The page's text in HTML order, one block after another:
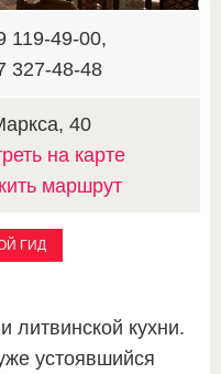
119-49-00,
327-48-48
40
на карте
маршрут
ГИД
литвинской кухни.
устоявшийся